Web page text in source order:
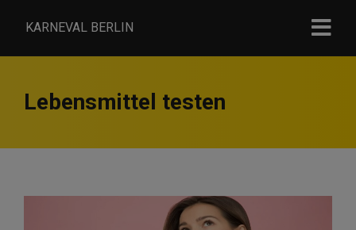
KARNEVAL BERLIN
Lebensmittel testen